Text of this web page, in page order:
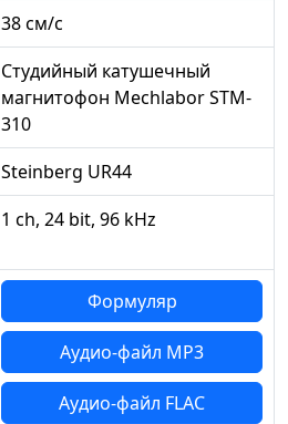
38 см/с
Студийный катушечный
магнитофон Mechlabor STM-
310
Steinberg UR44
1 ch, 24 bit, 96 kHz
Формуляр
Аудио-файл MP3
Аудио-файл FLAC